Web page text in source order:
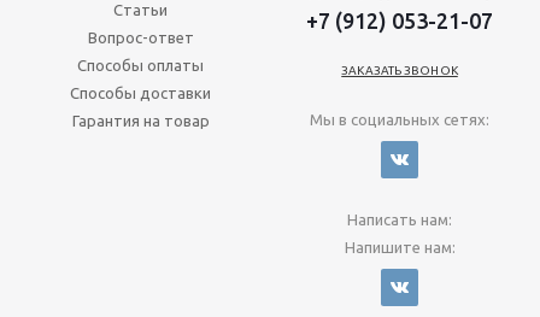
Статьи
Вопрос-ответ
Способы оплаты
Способы доставки
Гарантия на товар
+7 (912) 053-21-07
ЗАКАЗАТЬ ЗВОНОК
Мы в социальных сетях:
Написать нам:
Напишите нам: